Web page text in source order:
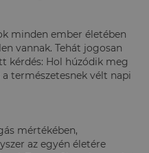
minden ember életében
vannak. Tehát jogosan
kérdés: Hol húzódik meg
természetesnek vélt napi
mértékében,
az egyén életére